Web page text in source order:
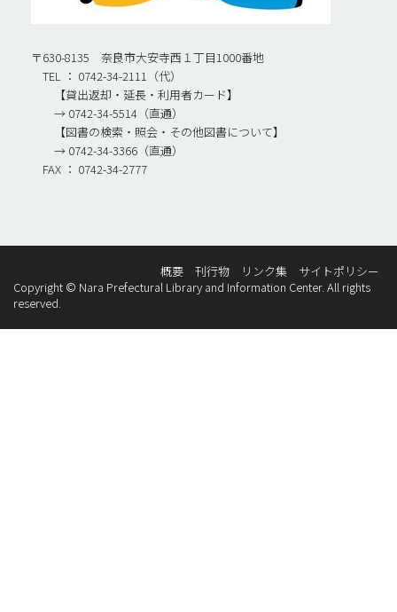
〒630-8135 奈良市大安寺西１丁目1000番地
TEL ： 0742-34-2111（代）
【貸出返却・延長・利用者カード】
→ 0742-34-5514（直通）
【図書の検索・照会・その他図書について】
→ 0742-34-3366（直通）
FAX ： 0742-34-2777
概要 刊行物 リンク集
サイトポリシー
Copyright © Nara Prefectural Library and Information Center. All rights
reserved.